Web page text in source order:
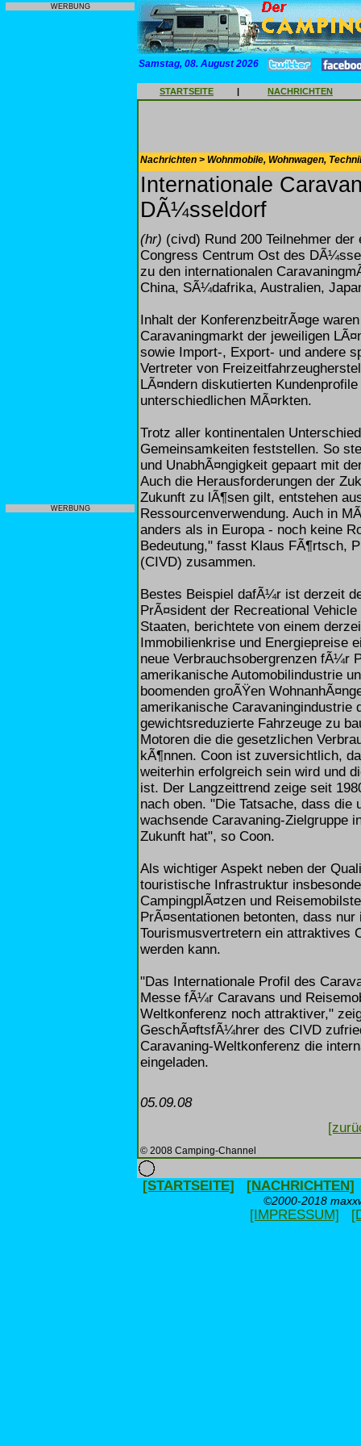
WERBUNG
WERBUNG
Samstag, 08. August 2026
STARTSEITE | NACHRICHTEN
Nachrichten > Wohnmobile, Wohnwagen,
Internationale
DÃ¼sseldorf
(hr) (civd) Rund 200 Teilnehmer
Congress Centrum Ost des
zu den internationalen
China, SÃ¼dafrika, Australien,
Inhalt der KonferenzbeitrÃ¤ge
Caravaningmarkt der jeweiligen
sowie Import-, Export- und andere
Vertreter von
LÃ¤ndern diskutierten
unterschiedlichen MÃ¤rkten.
Trotz aller kontinentalen
Gemeinsamkeiten feststellen. So
und UnabhÃ¤ngigkeit gepaart mit
Auch die Herausforderungen der
Zukunft zu lÃ¶sen gilt, entstehen
Ressourcenverwendung. Auch in
anders als in Europa - noch keine
Bedeutung," fasst Klaus FÃ¶rtsch,
(CIVD) zusammen.
Bestes Beispiel dafÃ¼r ist derzeit
PrÃ¤sident der Recreational
Staaten, berichtete von einem
Immobilienkrise und Energiepreise
neue Verbrauchsobergrenzen fÃ¼r
amerikanische Automobilindustrie
boomenden groÃŸen
amerikanische Caravaningindustrie
gewichtsreduzierte Fahrzeuge zu
Motoren die die gesetzlichen
kÃ¶nnen. Coon ist zuversichtlich,
weiterhin erfolgreich sein wird und
ist. Der Langzeittrend zeige seit
nach oben. "Die Tatsache, dass die
wachsende Caravaning-Zielgruppe
Zukunft hat", so Coon.
Als wichtiger Aspekt neben der
touristische Infrastruktur
CampingplÃ¤tzen und
PrÃ¤sentationen betonten, dass
Tourismusvertretern ein attraktives
werden kann.
"Das Internationale Profil des
Messe fÃ¼r Caravans und
Weltkonferenz noch attraktiver,"
GeschÃ¤ftsfÃ¼hrer des CIVD
Caravaning-Weltkonferenz die
eingeladen.
05.09.08
© 2008 Camping-Channel
[STARTSEITE] [NACHRICHTEN]
©2000-2018
[IMPRESSUM]